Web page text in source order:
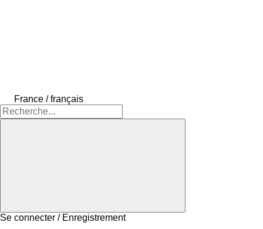
France / français
Se connecter / Enregistrement